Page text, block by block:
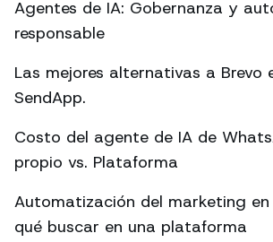
Agentes de IA: Gobernanza y
responsable
Las mejores alternativas a Brevo
SendApp.
Costo del agente de IA de
propio vs. Plataforma
Automatización del marketing
qué buscar en una plataforma